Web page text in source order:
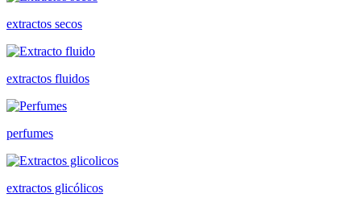
extractos secos
extractos fluidos
perfumes
extractos glicólicos